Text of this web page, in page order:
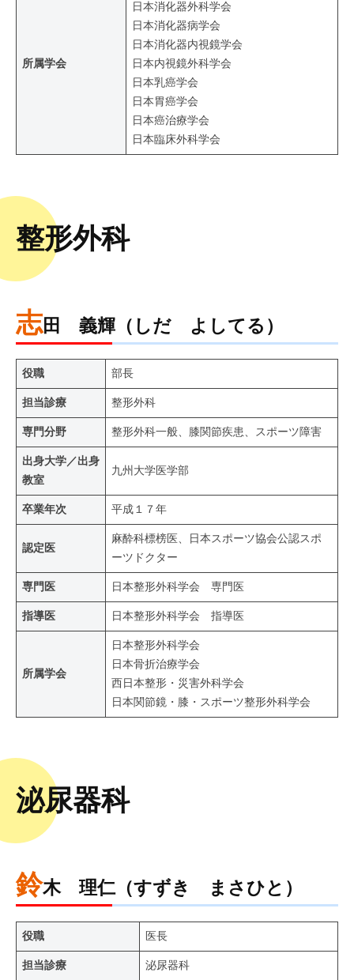
所属学会
日本消化器外科学会
日本消化器病学会
日本消化器内視鏡学会
日本内視鏡外科学会
日本乳癌学会
日本胃癌学会
日本癌治療学会
日本臨床外科学会
整形外科
志田 義輝（しだ よしてる）
役職 部長
担当診療 整形外科
専門分野 整形外科一般、膝関節疾患、スポーツ障害
出身大学／出身
教室
九州大学医学部
卒業年次 平成１７年
認定医
麻酔科標榜医、日本スポーツ協会公認スポ
ーツドクター
専門医 日本整形外科学会 専門医
指導医 日本整形外科学会 指導医
所属学会
日本整形外科学会
日本骨折治療学会
西日本整形・災害外科学会
日本関節鏡・膝・スポーツ整形外科学会
泌尿器科
鈴木 理仁（すずき まさひと）
役職 医長
担当診療 泌尿器科